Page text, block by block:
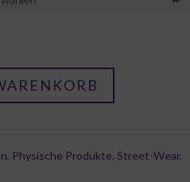
, Physische Produkte, Street-Wear,